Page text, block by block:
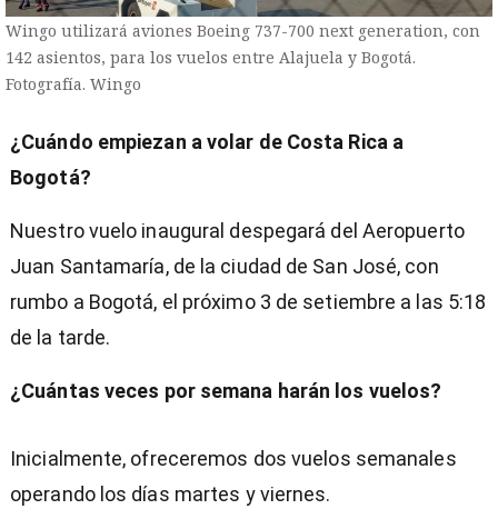
Wingo utilizará aviones Boeing 737-700 next generation, con
142 asientos, para los vuelos entre Alajuela y Bogotá.
Fotografía. Wingo
¿Cuándo empiezan a volar de Costa Rica a
Bogotá?
Nuestro vuelo inaugural despegará del Aeropuerto
Juan Santamaría, de la ciudad de San José, con
rumbo a Bogotá, el próximo 3 de setiembre a las 5:18
de la tarde.
¿Cuántas veces por semana harán los vuelos?
Inicialmente, ofreceremos dos vuelos semanales
operando los días martes y viernes.